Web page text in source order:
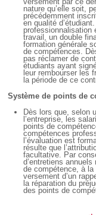
nature qu’elle soit,
précédemment
en qualité
professionnalisation
travail, un double
formation générale
de compétences.
pas réclamer de
étudiants ayant
leur rembourser les
la période de ce
Système de points de
Dès lors que, selon
l’entreprise, les
points de
compétences
l’évaluation est
résulte que
facultative. Par
d’entretiens
de compétence, à
versement d’un
la réparation du
des points de